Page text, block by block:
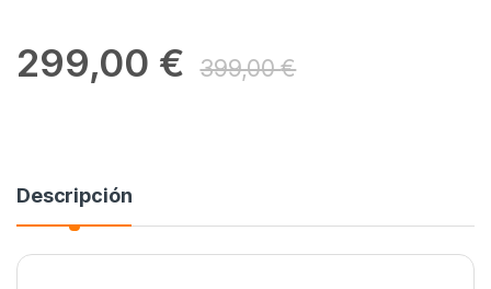
299,00 € 399,00€
Descripción